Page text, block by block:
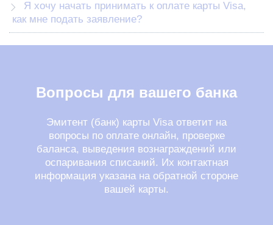
как мне подать заявление?
Вопросы для вашего банка
Эмитент (банк) карты Visa ответит на
вопросы по оплате онлайн, проверке
баланса, выведения вознаграждений или
оспаривания списаний. Их контактная
информация указана на обратной стороне
вашей карты.